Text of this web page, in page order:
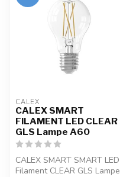
CALEX
CALEX SMART
FILAMENT LED CLEAR
GLS Lampe A60
CALEX SMART SMART LED
Filament CLEAR GLS Lampe